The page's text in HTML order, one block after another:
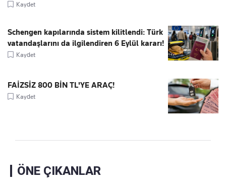
Kaydet
Schengen kapılarında sistem kilitlendi: Türk
vatandaşlarını da ilgilendiren 6 Eylül kararı!
Kaydet
FAİZSİZ 800 BİN TL'YE ARAÇ!
Kaydet
ÖNE ÇIKANLAR